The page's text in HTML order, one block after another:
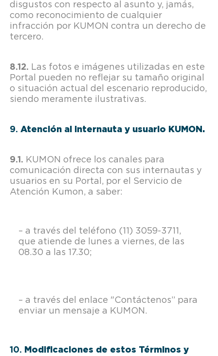
disgustos con respecto al asunto y, jamás,
como reconocimiento de cualquier
infracción por KUMON contra un derecho de
tercero.
Las fotos e imágenes utilizadas en este
Portal pueden no reflejar su tamaño original
o situación actual del escenario reproducido,
siendo meramente ilustrativas.
Atención al internauta y usuario KUMON.
KUMON ofrece los canales para
comunicación directa con sus internautas y
usuarios en su Portal, por el Servicio de
Atención Kumon, a saber:
– a través del teléfono (11) 3059-3711,
que atiende de lunes a viernes, de las
08.30 a las 17.30;
– a través del enlace "Contáctenos” para
enviar un mensaje a KUMON.
Modificaciones de estos Términos y